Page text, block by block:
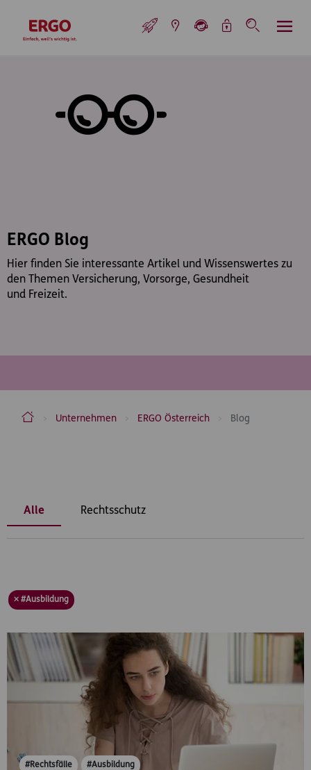
zur Startseite
ERGO Blog
Hier finden Sie interessante Artikel und Wissenswertes zu
den Themen Versicherung, Vorsorge, Gesundheit
und Freizeit.
ERGO Versicherung Aktiengesellschaft
Unternehmen ERGO Österreich Blog
Alle Rechtsschutz
× #Ausbildung
#Rechtsfälle #Ausbildung